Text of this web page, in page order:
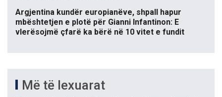
Argjentina kundër europianëve, shpall hapur
mbështetjen e plotë për Gianni Infantinon: E
vlerësojmë çfarë ka bërë në 10 vitet e fundit
Më të lexuarat